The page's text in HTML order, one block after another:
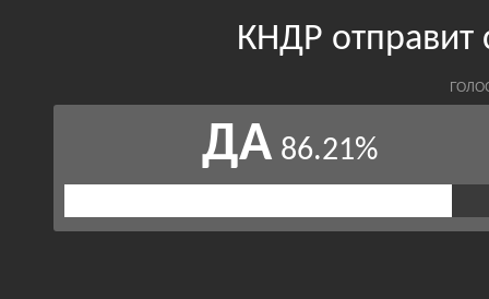
КНДР отправит
ДА 86.21%